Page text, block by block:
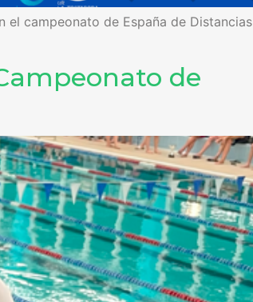
campeonato de España de Distancias
de